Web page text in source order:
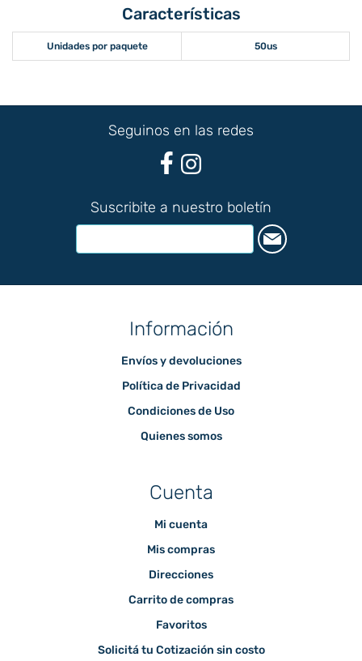
Características
Unidades por paquete 50us
Seguinos en las redes
Suscribite a nuestro boletín
Información
Envíos y devoluciones
Política de Privacidad
Condiciones de Uso
Quienes somos
Cuenta
Mi cuenta
Mis compras
Direcciones
Carrito de compras
Favoritos
Solicitá tu Cotización sin costo